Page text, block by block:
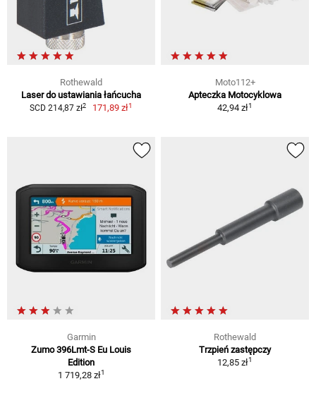
Rothewald
Laser do ustawiania łańcucha
SCD 214,87 zł2 171,89 zł1
Moto112+
Apteczka Motocyklowa
42,94 zł1
Garmin
Zumo 396Lmt-S Eu Louis
Edition
1 719,28 zł1
Rothewald
Trzpień zastępczy
12,85 zł1